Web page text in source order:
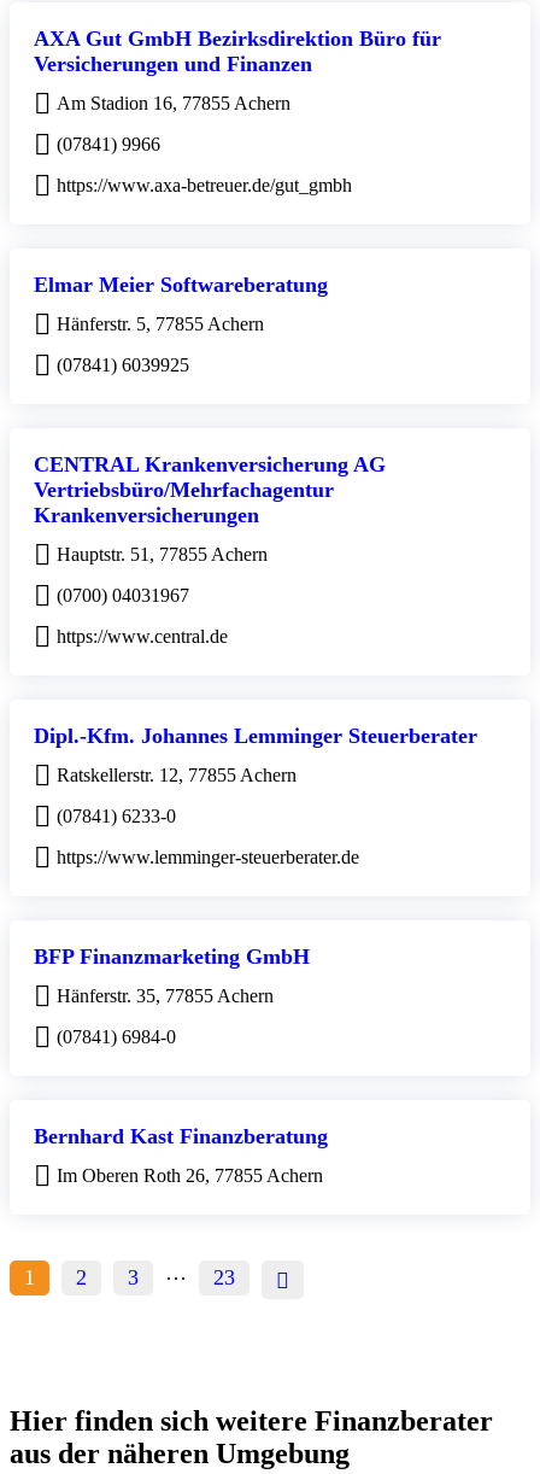
AXA Gut GmbH Bezirksdirektion Büro für
Versicherungen und Finanzen
Am Stadion 16, 77855 Achern
(07841) 9966
https://www.axa-betreuer.de/gut_gmbh
Elmar Meier Softwareberatung
Hänferstr. 5, 77855 Achern
(07841) 6039925
CENTRAL Krankenversicherung AG
Vertriebsbüro/Mehrfachagentur
Krankenversicherungen
Hauptstr. 51, 77855 Achern
(0700) 04031967
https://www.central.de
Dipl.-Kfm. Johannes Lemminger Steuerberater
Ratskellerstr. 12, 77855 Achern
(07841) 6233-0
https://www.lemminger-steuerberater.de
BFP Finanzmarketing GmbH
Hänferstr. 35, 77855 Achern
(07841) 6984-0
Bernhard Kast Finanzberatung
Im Oberen Roth 26, 77855 Achern
1 2 3 … 23
Hier finden sich weitere Finanzberater
aus der näheren Umgebung